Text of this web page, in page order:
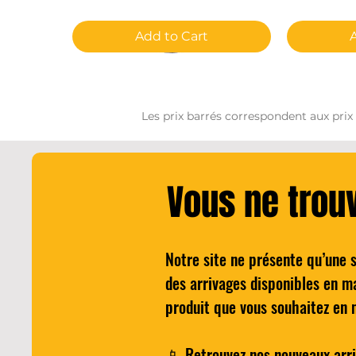
Add to Cart
Quick View
Cocktail - The BARTELEUR'S
NEGRONI
Price
€25.00
Wilkinson
pour
Les prix barrés correspondent aux
Vous ne
Notre site ne présente
des arrivages disponibles en
produit que vous souhaitez en